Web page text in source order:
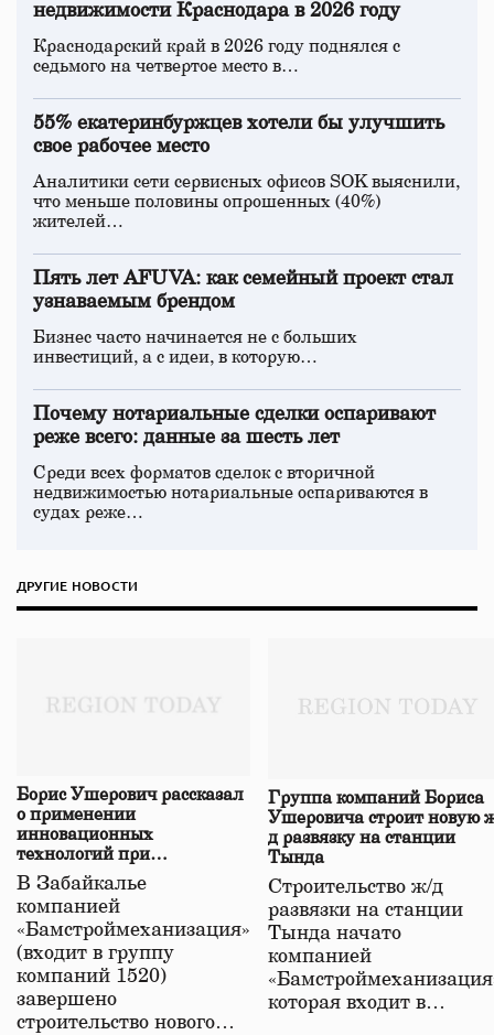
недвижимости Краснодара в 2026 году
Краснодарский край в 2026 году поднялся с
седьмого на четвертое место в…
55% екатеринбуржцев хотели бы улучшить
свое рабочее место
Аналитики сети сервисных офисов SOK выяснили,
что меньше половины опрошенных (40%)
жителей…
Пять лет AFUVA: как семейный проект стал
узнаваемым брендом
Бизнес часто начинается не с больших
инвестиций, а с идеи, в которую…
Почему нотариальные сделки оспаривают
реже всего: данные за шесть лет
Среди всех форматов сделок с вторичной
недвижимостью нотариальные оспариваются в
судах реже…
ДРУГИЕ НОВОСТИ
Борис Ушерович рассказал
о применении
инновационных
технологий при
строительстве нового моста
в Забайкалье
В Забайкалье
компанией
«Бамстроймеханизация»
(входит в группу
компаний 1520)
завершено
строительство нового…
Группа компаний Бориса
Ушеровича строит новую
д развязку на станции
Тында
Строительство ж/д
развязки на станции
Тында начато
компанией
которая входит в…